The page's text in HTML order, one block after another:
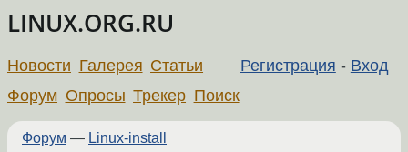
LINUX.ORG.RU
Регистрация - Вход
Новости Галерея Статьи
Форум Опросы Трекер Поиск
Форум — Linux-install